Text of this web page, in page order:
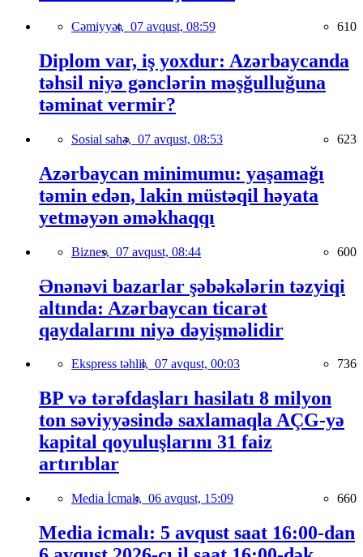
Cəmiyyət, 07 avqust, 08:59 610
Diplom var, iş yoxdur: Azərbaycanda
təhsil niyə gənclərin məşğulluğuna
təminat vermir?
Sosial sahə, 07 avqust, 08:53 623
Azərbaycan minimumu: yaşamağı
təmin edən, lakin müstəqil həyata
yetməyən əməkhaqqı
Biznes, 07 avqust, 08:44 600
Ənənəvi bazarlar şəbəkələrin təzyiqi
altında: Azərbaycan ticarət
qaydalarını niyə dəyişməlidir
Ekspress təhlil, 07 avqust, 00:03 736
BP və tərəfdaşları hasilatı 8 milyon
ton səviyyəsində saxlamaqla AÇG-yə
kapital qoyuluşlarını 31 faiz
artırıblar
Media İcmalı, 06 avqust, 15:09 660
Media icmalı: 5 avqust saat 16:00-dan